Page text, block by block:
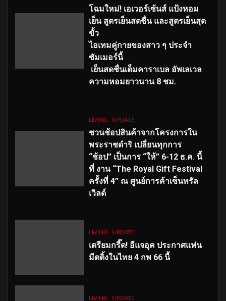
โฉมใหม่! เอเวอร์เซ้นส์ แป้งหอม
เย็น สูตรเย็นสดชื่น และสูตรเย็นสุด
ขั้ว
ไอเทมคู่กายของสาว ๆ ประจำ
ซัมเมอร์นี้
เย็นสดชื่นเต็มคาราเบล อัพเลเวล
ความหอมยาวนาน 8 ชม.
LIVING UPDATE
ชวนช้อปสินค้าจากโครงการใน
พระราชดำริ เปลี่ยนทุกการ
“ช้อป” เป็นการ “ให้” 6-12 ธ.ค. นี้
ที่ งาน “The Royal Gift Festival
ครั้งที่ 4” ณ ศูนย์การค้าเซ็นทรัล
เวิลด์
LIVING UPDATE
เตรียมกรี๊ด! อีแจอุค ประกาศแฟน
มีตติ้งในไทย 4 กพ 66 นี้
LIVING UPDATE